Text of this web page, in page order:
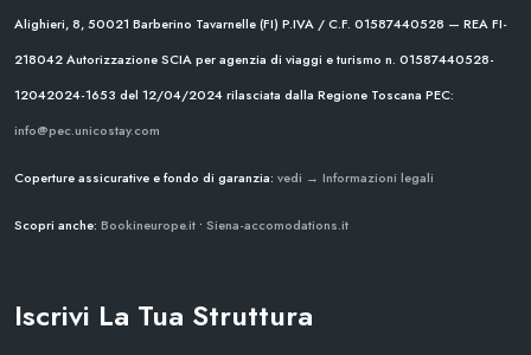
Alighieri, 8, 50021 Barberino Tavarnelle (FI) P.IVA / C.F. 01587440528 — REA FI-
218042Autorizzazione SCIA per agenzia di viaggi e turismo n. 01587440528-
12042024-1653 del 12/04/2024rilasciata dalla Regione Toscana PEC:
info@pec.unicostay.com
Coperture assicurative e fondo di garanzia: vedi → Informazioni legali
Scopri anche: Bookineurope.it • Siena-accomodations.it
Iscrivi La Tua Struttura